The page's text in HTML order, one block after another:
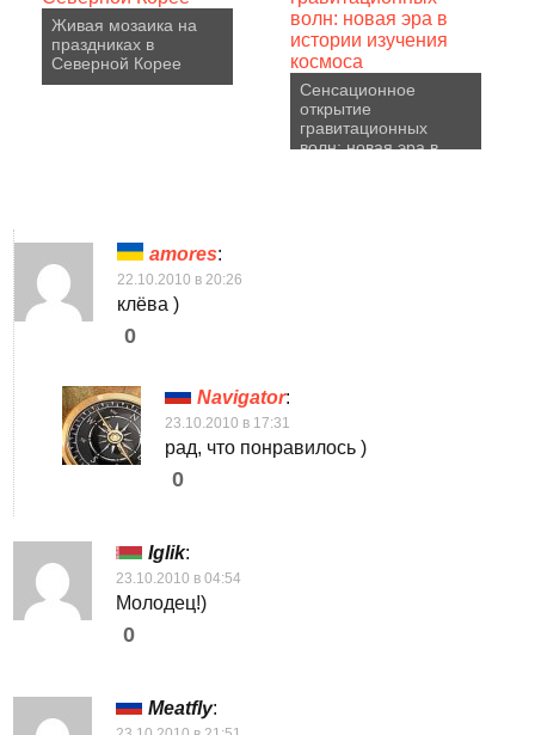
Живая мозаика на
праздниках в
Северной Корее
Сенсационное
открытие
гравитационных
волн: новая эра в
amores:
22.10.2010 в 20:26
клёва )
0
Navigator:
23.10.2010 в 17:31
рад, что понравилось )
0
Iglik:
23.10.2010 в 04:54
Молодец!)
0
Meatfly: